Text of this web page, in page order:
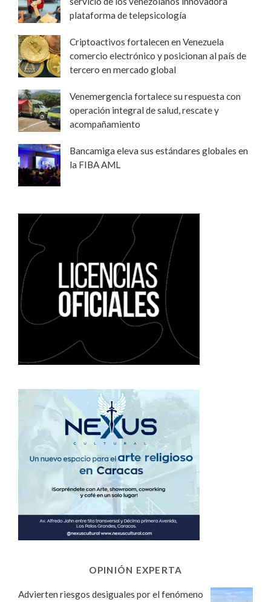
plataforma de telepsicología
Criptoactivos fortalecen en Venezuela
comercio electrónico y posicionan al país de
tercero en mercado global
Venemergencia fortalece su respuesta con
operación integral de salud, rescate y
acompañamiento
Bancamiga eleva sus estándares globales en
la FIBA AML
OPINIÓN EXPERTA
Advierten riesgos desiguales por el fenómeno